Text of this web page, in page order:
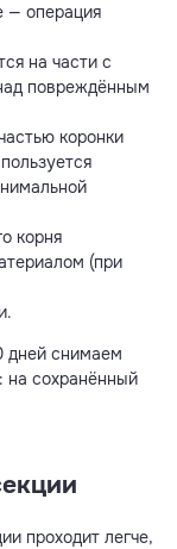
— операция
на части с
повреждённым
коронки
корня
(при
дней снимаем
на сохранённый
проходит легче,